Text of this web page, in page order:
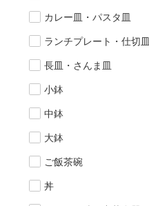
カレー皿・パスタ皿
ランチプレート・仕切皿
長皿・さんま皿
小鉢
中鉢
大鉢
ご飯茶碗
丼